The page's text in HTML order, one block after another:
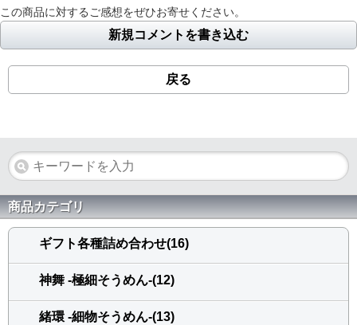
この商品に対するご感想をぜひお寄せください。
新規コメントを書き込む
戻る
商品カテゴリ
ギフト各種詰め合わせ(16)
神舞 -極細そうめん-(12)
緒環 -細物そうめん-(13)